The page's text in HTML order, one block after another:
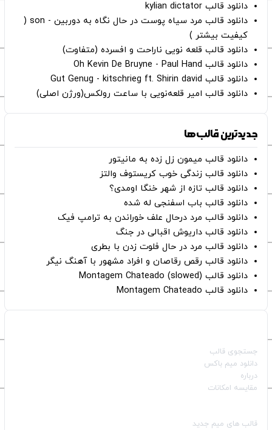
دانلود قالب kylian dictator
دانلود قالب مرد سیاه پوست در حال نگاه به دوربین - son (
کیفیت بیشتر )
دانلود قالب قلعه نویی ناراحت و افسرده (متفاوت)
دانلود قالب Oh Kevin De Bruyne - Paul Hand
دانلود قالب Gut Genug - kitschrieg ft. Shirin david
دانلود قالب امیر قلعه‌نویی با ساعت رولکس(ورژن اصلی)
جدیدترین قالب‌ها
دانلود قالب میمون زل زده به مانیتور
دانلود قالب زندگی خوب کریستوف والتز
دانلود قالب تازه از شهر خنگا اومدی؟
دانلود قالب باب اسفنجی له شده
دانلود قالب مرد درحال علف خوراندن به ترامپ فیک
دانلود قالب داریوش اقبالی در جنگ
دانلود قالب مرد در حال فلوت زدن با بطری
دانلود قالب رقص رقاصان و افراد مشهور با آهنگ نیگر
دانلود قالب Montagem Chateado (slowed)
دانلود قالب Montagem Chateado
جستجوی قالب
دانلود میم باکس
درباره
مقایسه امکانات
قالب‌ های میم جدید